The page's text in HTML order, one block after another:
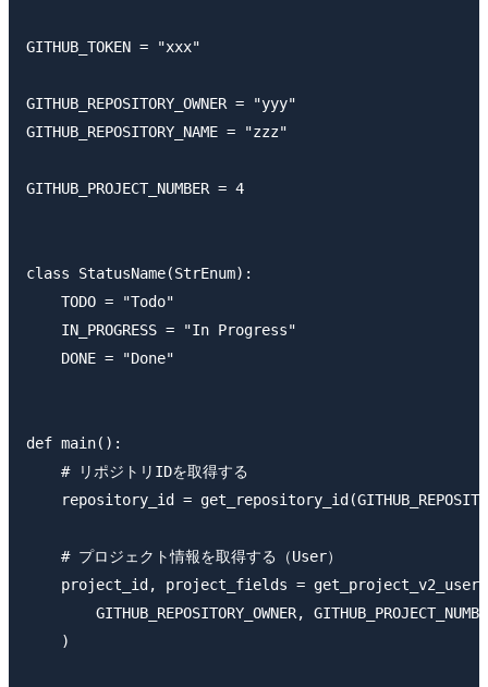
GITHUB_TOKEN = "xxx"
GITHUB_REPOSITORY_OWNER = "yyy"
GITHUB_REPOSITORY_NAME = "zzz"
GITHUB_PROJECT_NUMBER = 4
class StatusName(StrEnum):
    TODO = "Todo"
    IN_PROGRESS = "In Progress"
    DONE = "Done"
def main():
    # リポジトリIDを取得する
repository_id =
    # プロジェクト情報を取得する（User）
    project_id, project_fields = get_project_v2_user(
GITHUB_REPOSITORY_OWNER,
    )